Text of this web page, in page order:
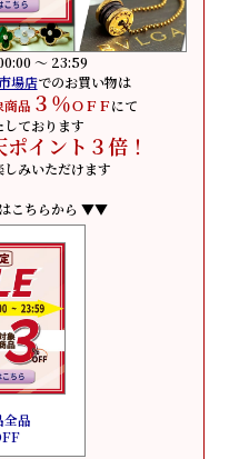
～ 23:59
場店でのお買い物は
商品 ３％ＯＦＦにて
ております
ポイント３倍！
みいただけます
こちらから ▼▼
全品